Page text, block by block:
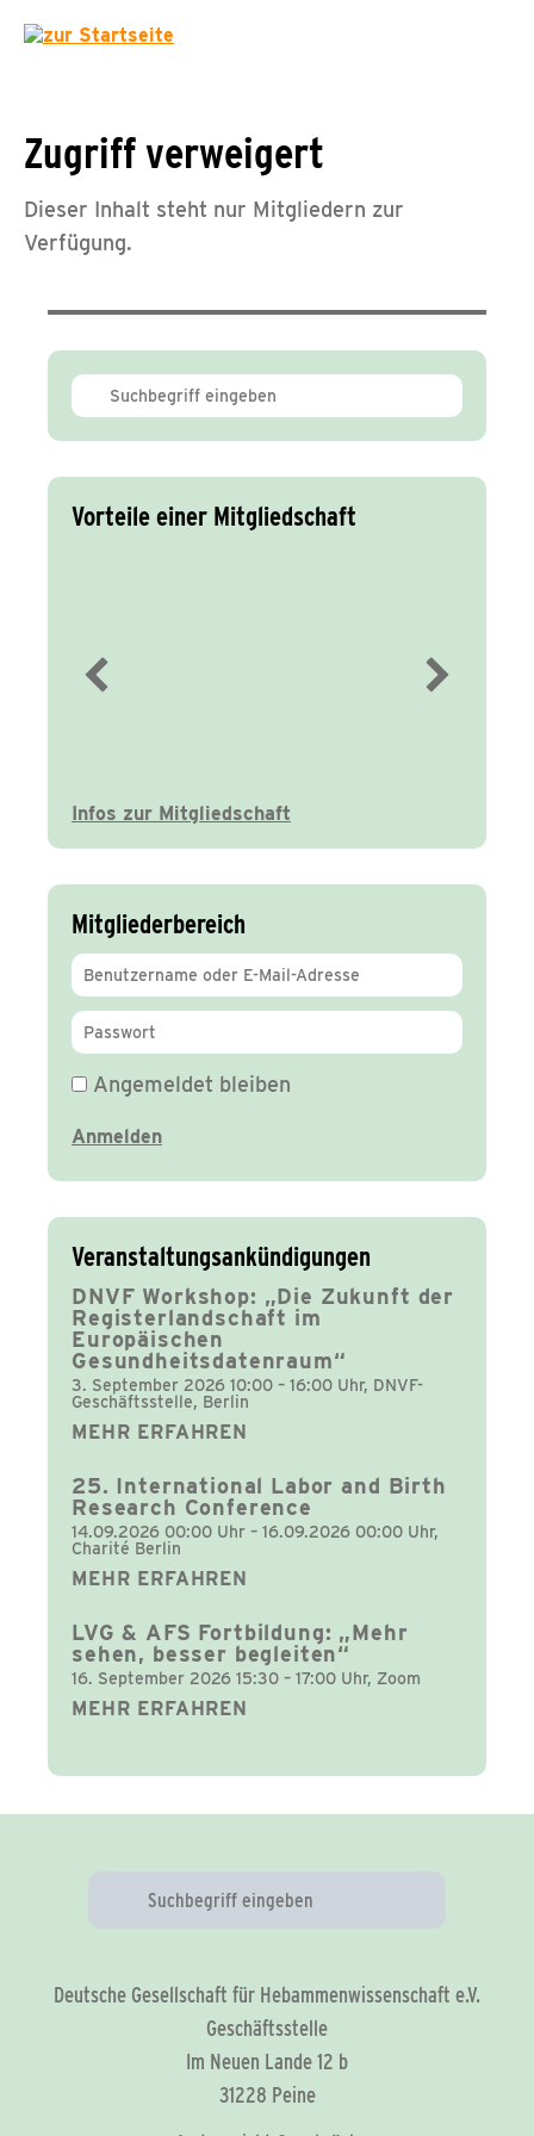
Zugriff verweigert
Dieser Inhalt steht nur Mitgliedern zur
Verfügung.
Vorteile einer Mitgliedschaft
Infos zur Mitgliedschaft
Mitgliederbereich
Angemeldet bleiben
Veranstaltungsankündigungen
DNVF Workshop: „Die Zukunft der
Registerlandschaft im
Europäischen
Gesundheitsdatenraum“
3. September 2026 10:00 – 16:00 Uhr, DNVF-
Geschäftsstelle, Berlin
MEHR ERFAHREN
25. International Labor and Birth
Research Conference
14.09.2026 00:00 Uhr – 16.09.2026 00:00 Uhr,
Charité Berlin
MEHR ERFAHREN
LVG & AFS Fortbildung: „Mehr
sehen, besser begleiten“
16. September 2026 15:30 – 17:00 Uhr, Zoom
MEHR ERFAHREN
Deutsche Gesellschaft für Hebammenwissenschaft e.V.
Geschäftsstelle
Im Neuen Lande 12 b
31228 Peine